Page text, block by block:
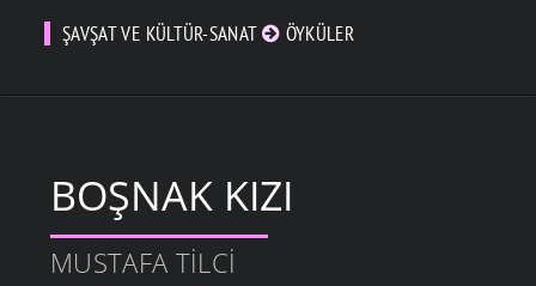
ŞAVŞAT VE KÜLTÜR-SANAT ÖYKÜLER
BOŞNAK KIZI
MUSTAFA TILCI